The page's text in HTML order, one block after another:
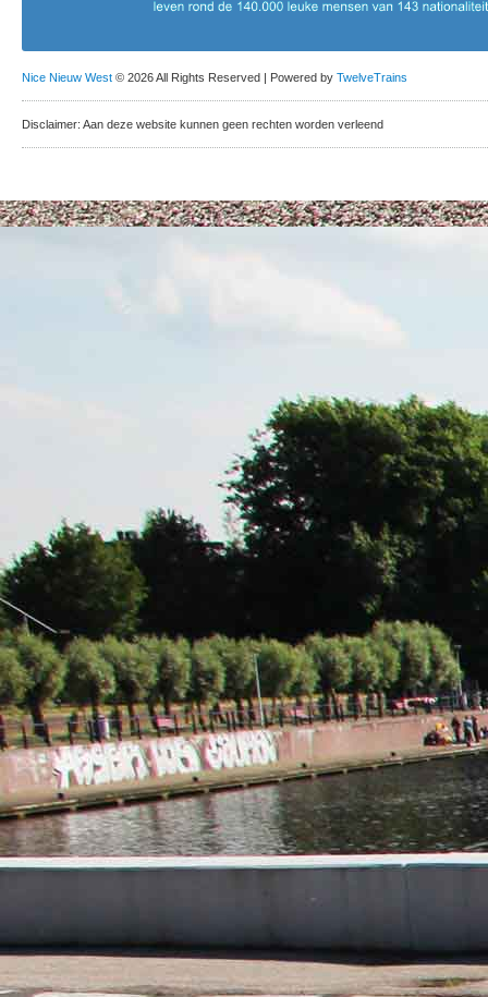
Nice Nieuw West © 2026 All Rights Reserved | Powered by TwelveTrains
Disclaimer: Aan deze website kunnen geen rechten worden verleend